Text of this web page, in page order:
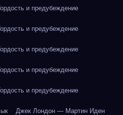
и предубеждение
и предубеждение
и предубеждение
и предубеждение
и предубеждение
Джек Лондон — Мартин Иден